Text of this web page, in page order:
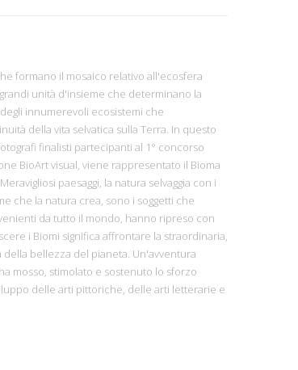
formano il mosaico relativo all'ecosfera
unità d'insieme che determinano la
innumerevoli ecosistemi che
della vita selvatica sulla Terra. In questo
finalisti partecipanti al 1° concorso
BioArt visual, viene rappresentato il Bioma
paesaggi, la natura selvaggia con i
che la natura crea, sono i soggetti che
da tutto il mondo, hanno ripreso con
i Biomi significa affrontare la straordinaria,
bellezza del pianeta. Un'avventura
mosso, stimolato e sostenuto lo sforzo
delle arti pittoriche, delle arti letterarie e